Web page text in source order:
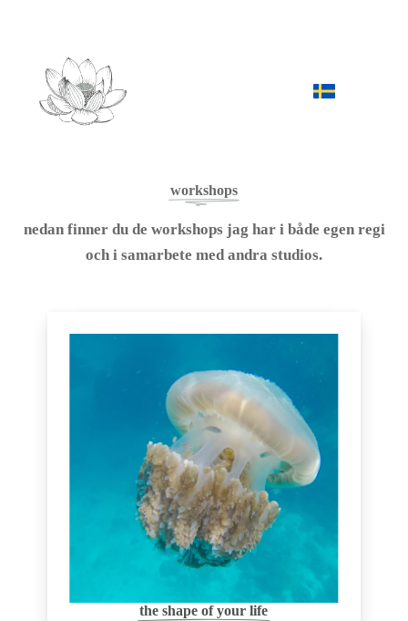
workshops
nedan finner du de workshops jag har i både egen regi
och i samarbete med andra studios.
the shape of your life